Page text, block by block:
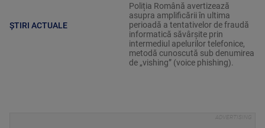
ȘTIRI ACTUALE
Poliția Română avertizează
asupra amplificării în ultima
perioadă a tentativelor de fraudă
informatică săvârșite prin
intermediul apelurilor telefonice,
metodă cunoscută sub denumirea
de „vishing” (voice phishing).